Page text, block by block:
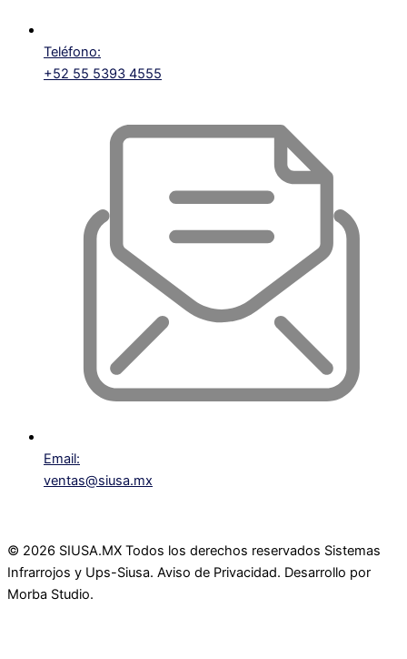
Teléfono:
+52 55 5393 4555
Email:
ventas@siusa.mx
© 2026 SIUSA.MX Todos los derechos reservados Sistemas
Infrarrojos y Ups-Siusa. Aviso de Privacidad. Desarrollo por
Morba Studio.